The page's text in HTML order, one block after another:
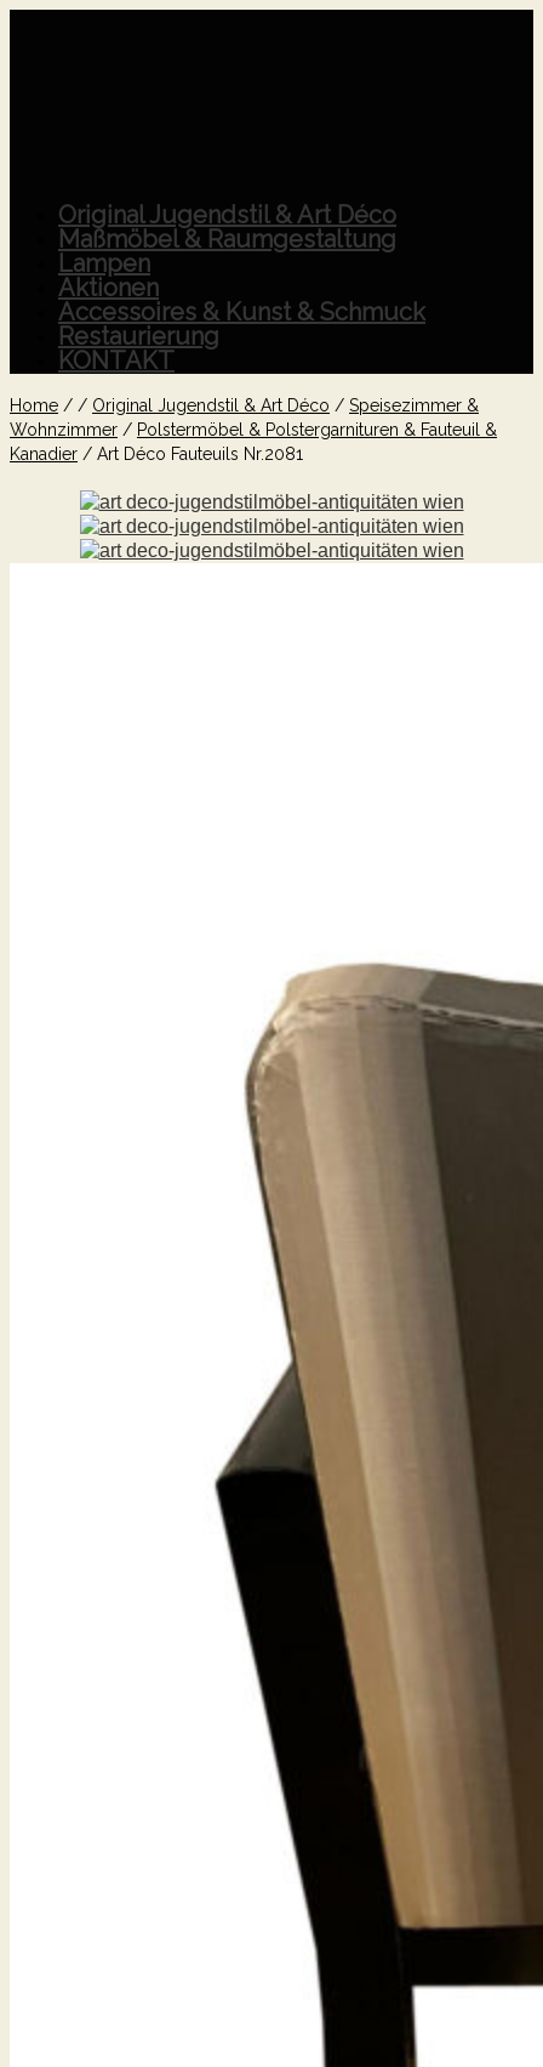
Original Jugendstil & Art Déco
Maßmöbel & Raumgestaltung
Lampen
Aktionen
Accessoires & Kunst & Schmuck
Restaurierung
KONTAKT
Home / / Original Jugendstil & Art Déco / Speisezimmer &
Wohnzimmer / Polstermöbel & Polstergarnituren & Fauteuil &
Kanadier / Art Déco Fauteuils Nr.2081